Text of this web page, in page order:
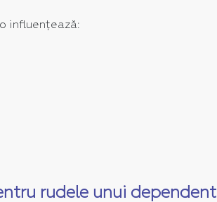
influențează:
rudele unui dependent